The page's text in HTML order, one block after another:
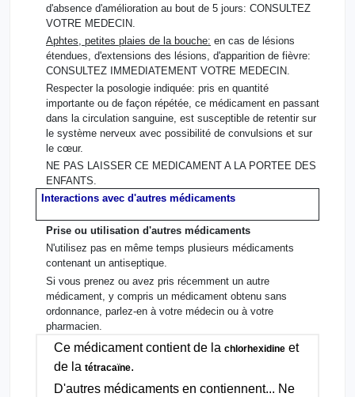
d'absence d'amélioration au bout de 5 jours: CONSULTEZ
VOTRE MEDECIN.
Aphtes, petites plaies de la bouche: en cas de lésions
étendues, d'extensions des lésions, d'apparition de fièvre:
CONSULTEZ IMMEDIATEMENT VOTRE MEDECIN.
Respecter la posologie indiquée: pris en quantité
importante ou de façon répétée, ce médicament en passant
dans la circulation sanguine, est susceptible de retentir sur
le système nerveux avec possibilité de convulsions et sur
le cœur.
NE PAS LAISSER CE MEDICAMENT A LA PORTEE DES
ENFANTS.
Interactions avec d'autres médicaments
Prise ou utilisation d'autres médicaments
N'utilisez pas en même temps plusieurs médicaments
contenant un antiseptique.
Si vous prenez ou avez pris récemment un autre
médicament, y compris un médicament obtenu sans
ordonnance, parlez-en à votre médecin ou à votre
pharmacien.
Ce médicament contient de la chlorhexidineet
de la tétracaïne.
D'autres médicaments en contiennent... Ne